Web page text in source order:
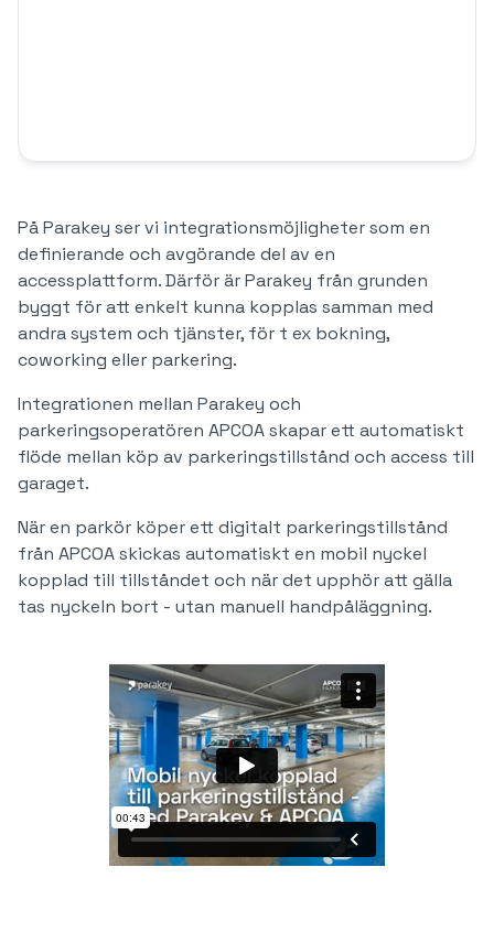
På Parakey ser vi integrationsmöjligheter som en
definierande och avgörande del av en
accessplattform. Därför är Parakey från grunden
byggt för att enkelt kunna kopplas samman med
andra system och tjänster, för t ex bokning,
coworking eller parkering.
Integrationen mellan Parakey och
parkeringsoperatören APCOA skapar ett automatiskt
flöde mellan köp av parkeringstillstånd och access till
garaget.
När en parkör köper ett digitalt parkeringstillstånd
från APCOA skickas automatiskt en mobil nyckel
kopplad till tillståndet och när det upphör att gälla
tas nyckeln bort - utan manuell handpåläggning.